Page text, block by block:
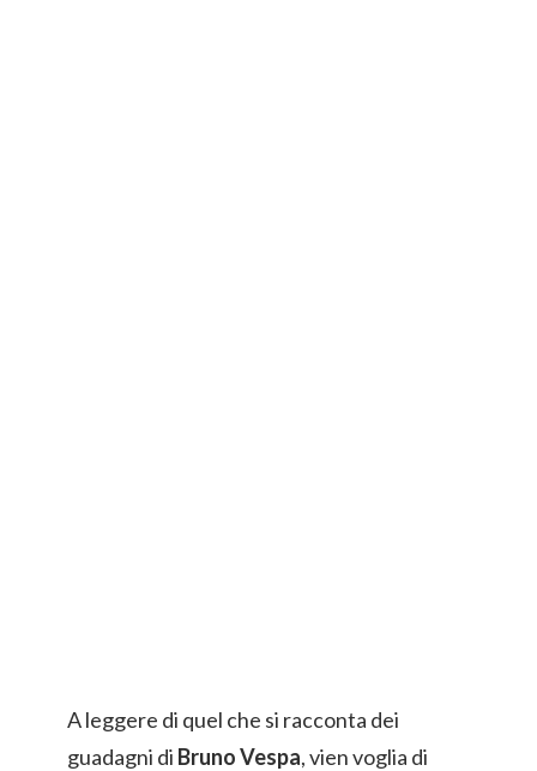
A leggere di quel che si racconta dei
guadagni di Bruno Vespa, vien voglia di